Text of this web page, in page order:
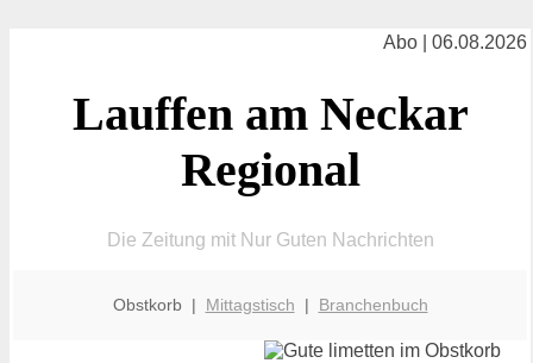
Abo | 06.08.2026
Lauffen am Neckar
Regional
Die Zeitung mit Nur Guten Nachrichten
Obstkorb | Mittagstisch | Branchenbuch